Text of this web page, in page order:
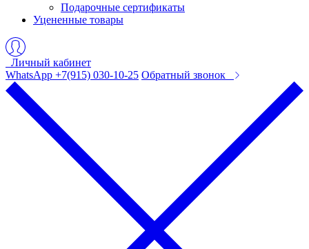
Подарочные сертификаты
Уцененные товары
Личный кабинет
WhatsApp +7(915) 030-10-25 Обратный звонок